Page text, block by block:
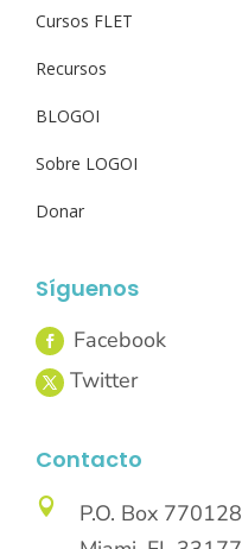
Cursos FLET
Recursos
BLOGOI
Sobre LOGOI
Donar
Síguenos
Contacto

P.O. Box 770128